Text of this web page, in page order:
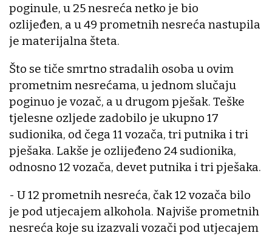
poginule, u 25 nesreća netko je bio
ozlijeđen, a u 49 prometnih nesreća nastupila
je materijalna šteta.
Što se tiče smrtno stradalih osoba u ovim
prometnim nesrećama, u jednom slučaju
poginuo je vozač, a u drugom pješak. Teške
tjelesne ozljede zadobilo je ukupno 17
sudionika, od čega 11 vozača, tri putnika i tri
pješaka. Lakše je ozlijeđeno 24 sudionika,
odnosno 12 vozača, devet putnika i tri pješaka.
- U 12 prometnih nesreća, čak 12 vozača bilo
je pod utjecajem alkohola. Najviše prometnih
nesreća koje su izazvali vozači pod utjecajem